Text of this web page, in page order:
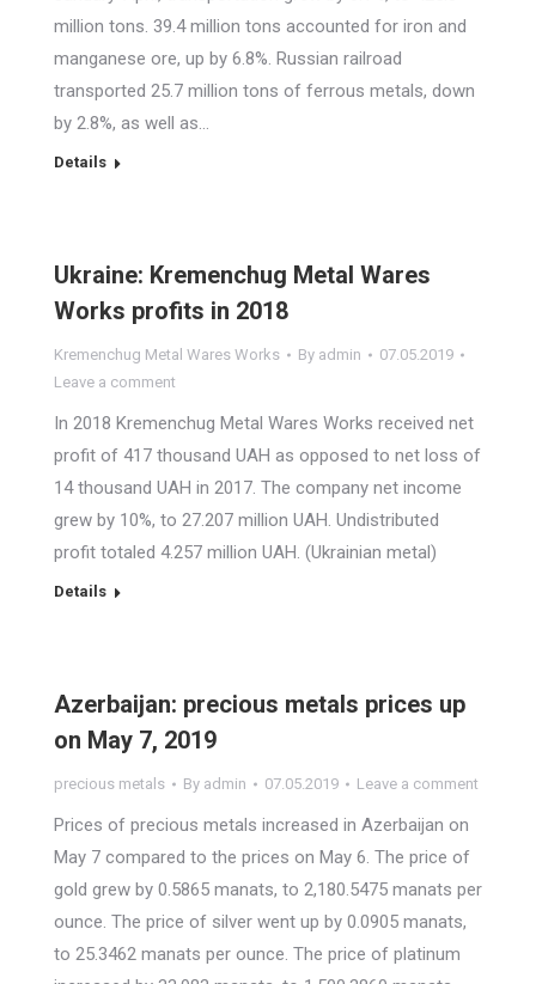
million tons. 39.4 million tons accounted for iron and
manganese ore, up by 6.8%. Russian railroad
transported 25.7 million tons of ferrous metals, down
by 2.8%, as well as…
Details
Ukraine: Kremenchug Metal Wares
Works profits in 2018
Kremenchug Metal Wares Works By admin
07.05.2019
Leave a comment
In 2018 Kremenchug Metal Wares Works received net
profit of 417 thousand UAH as opposed to net loss of
14 thousand UAH in 2017. The company net income
grew by 10%, to 27.207 million UAH. Undistributed
profit totaled 4.257 million UAH. (Ukrainian metal)
Details
Azerbaijan: precious metals prices up
on May 7, 2019
precious metals By admin 07.05.2019 Leave a comment
Prices of precious metals increased in Azerbaijan on
May 7 compared to the prices on May 6. The price of
gold grew by 0.5865 manats, to 2,180.5475 manats per
ounce. The price of silver went up by 0.0905 manats,
to 25.3462 manats per ounce. The price of platinum